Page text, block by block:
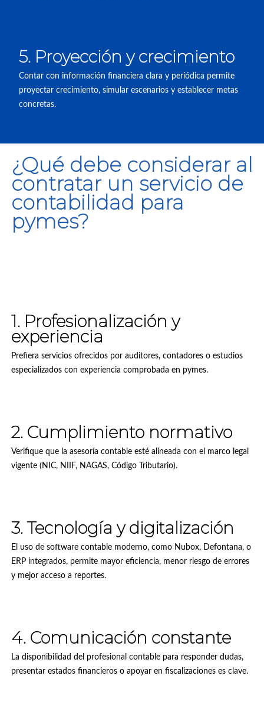
5. Proyección y crecimiento
Contar con información financiera clara y periódica permite
proyectar crecimiento, simular escenarios y establecer metas
concretas.
¿Qué debe considerar al
contratar un servicio de
contabilidad para
pymes?
1. Profesionalización y
experiencia
Prefiera servicios ofrecidos por auditores, contadores o estudios
especializados con experiencia comprobada en pymes.
2. Cumplimiento normativo
Verifique que la asesoría contable esté alineada con el marco legal
vigente (NIC, NIIF, NAGAS, Código Tributario).
3. Tecnología y digitalización
El uso de software contable moderno, como Nubox, Defontana, o
ERP integrados, permite mayor eficiencia, menor riesgo de errores
y mejor acceso a reportes.
4. Comunicación constante
La disponibilidad del profesional contable para responder dudas,
presentar estados financieros o apoyar en fiscalizaciones es clave.